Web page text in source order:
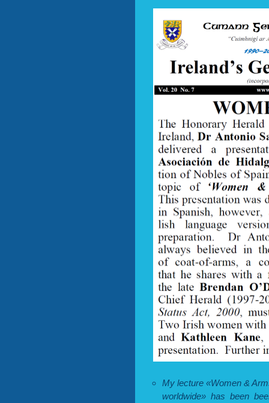
My lecture «Women &
worldwide» has been